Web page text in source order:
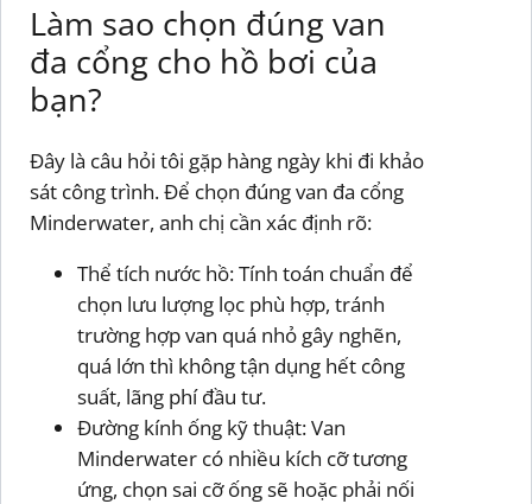
Làm sao chọn đúng van
đa cổng cho hồ bơi của
bạn?
Đây là câu hỏi tôi gặp hàng ngày khi đi khảo
sát công trình. Để chọn đúng van đa cổng
Minderwater, anh chị cần xác định rõ:
Thể tích nước hồ: Tính toán chuẩn để
chọn lưu lượng lọc phù hợp, tránh
trường hợp van quá nhỏ gây nghẽn,
quá lớn thì không tận dụng hết công
suất, lãng phí đầu tư.
Đường kính ống kỹ thuật: Van
Minderwater có nhiều kích cỡ tương
ứng, chọn sai cỡ ống sẽ hoặc phải nối